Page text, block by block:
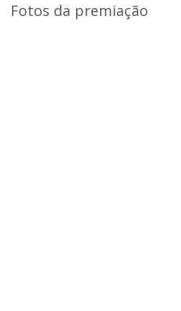
Fotos da premiação